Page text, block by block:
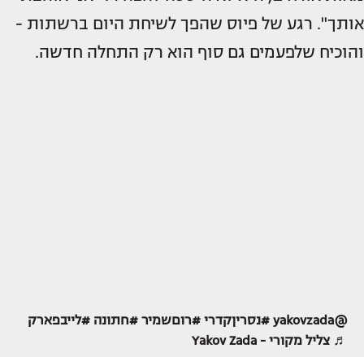
אותך". רגע של פיוס שהפך לשיחת היום ברשתות -
והוכיח שלפעמים גם סוף הוא רק התחלה חדשה.
@yakovzada #נסריןקדרי #רוםשמיר #חתונה #לייבפארק
♬ צליל מקורי - Yakov Zada